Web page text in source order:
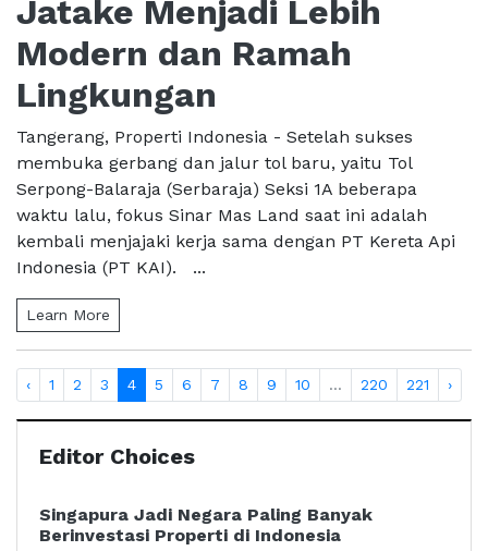
Jatake Menjadi Lebih
Modern dan Ramah
Lingkungan
Tangerang, Properti Indonesia - Setelah sukses
membuka gerbang dan jalur tol baru, yaitu Tol
Serpong-Balaraja (Serbaraja) Seksi 1A beberapa
waktu lalu, fokus Sinar Mas Land saat ini adalah
kembali menjajaki kerja sama dengan PT Kereta Api
Indonesia (PT KAI). ...
Learn More
‹ 1 2 3 4 5 6 7 8 9 10 ... 220 221 ›
Editor Choices
Singapura Jadi Negara Paling Banyak
Berinvestasi Properti di Indonesia